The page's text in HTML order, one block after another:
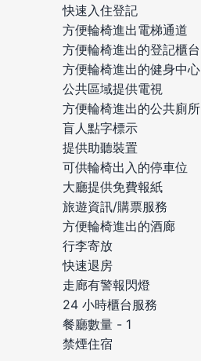
快速入住登記
方便輪椅進出電梯通道
方便輪椅進出的登記櫃台
方便輪椅進出的健身中心
公共區域提供電視
方便輪椅進出的公共廁所
盲人點字標示
提供助聽裝置
可供輪椅出入的停車位
大廳提供免費報紙
旅遊資訊/購票服務
方便輪椅進出的酒廊
行李寄放
快速退房
走廊有警報閃燈
24 小時櫃台服務
餐廳數量 - 1
禁煙住宿